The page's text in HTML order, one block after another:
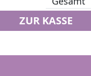
ZUR KASSE